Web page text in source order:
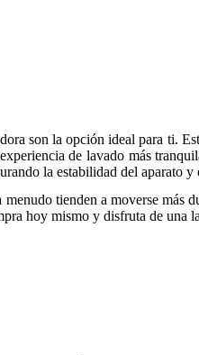
son la opción ideal para ti.
de lavado más
la estabilidad del aparato
tienden a moverse
hoy mismo y disfruta de una